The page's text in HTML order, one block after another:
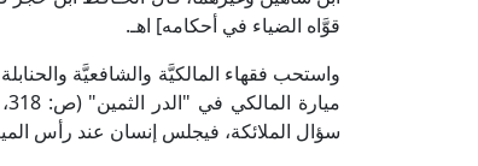
قوَّاه الضياء في أحكامه] اهـ.
واستحب فقهاء المالكيَّة والشافعيَّة
سؤال الملائكة، فيجلس إنسان عند رأس الميت